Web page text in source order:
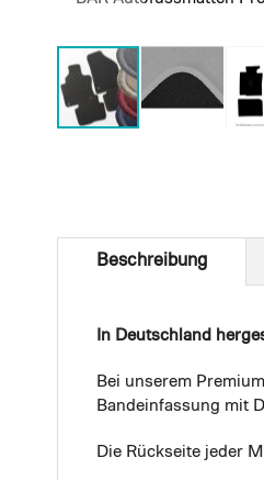
of
Beschreibung
In Deutschland
Bei unserem
Bandeinfassung mit
Die Rückseite jeder